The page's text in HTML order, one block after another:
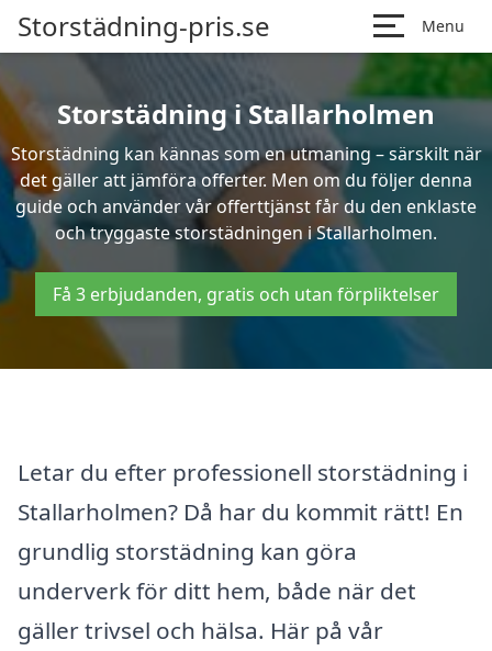
Storstädning-pris.se Menu
Storstädning i Stallarholmen
Storstädning kan kännas som en utmaning – särskilt när
det gäller att jämföra offerter. Men om du följer denna
guide och använder vår offerttjänst får du den enklaste
och tryggaste storstädningen i Stallarholmen.
Få 3 erbjudanden, gratis och utan förpliktelser
Letar du efter professionell storstädning i
Stallarholmen? Då har du kommit rätt! En
grundlig storstädning kan göra
underverk för ditt hem, både när det
gäller trivsel och hälsa. Här på vår